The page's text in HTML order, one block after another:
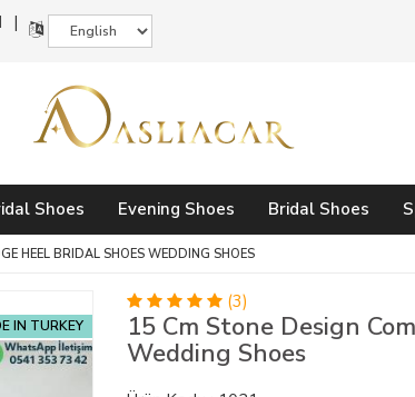
Shoes Evening Shoes Bridal Shoes
HEEL BRIDAL SHOES WEDDING SHOES
IN TURKEY
(3)
15 Cm Stone Design
Wedding Shoes